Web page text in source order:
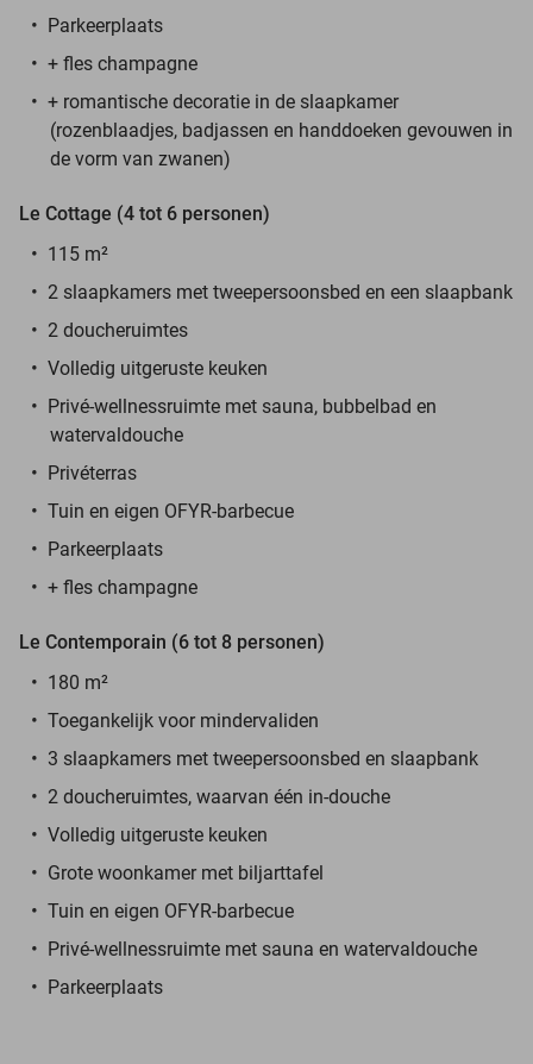
Parkeerplaats
+ fles champagne
+ romantische decoratie in de slaapkamer
(rozenblaadjes, badjassen en handdoeken gevouwen in
de vorm van zwanen)
Le Cottage (4 tot 6 personen)
115 m²
2 slaapkamers met tweepersoonsbed en een slaapbank
2 doucheruimtes
Volledig uitgeruste keuken
Privé-wellnessruimte met sauna, bubbelbad en
watervaldouche
Privéterras
Tuin en eigen OFYR-barbecue
Parkeerplaats
+ fles champagne
Le Contemporain (6 tot 8 personen)
180 m²
Toegankelijk voor mindervaliden
3 slaapkamers met tweepersoonsbed en slaapbank
2 doucheruimtes, waarvan één in-douche
Volledig uitgeruste keuken
Grote woonkamer met biljarttafel
Tuin en eigen OFYR-barbecue
Privé-wellnessruimte met sauna en watervaldouche
Parkeerplaats